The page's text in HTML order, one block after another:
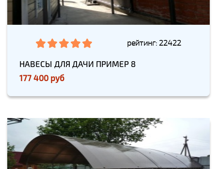
рейтинг: 22422
НАВЕСЫ ДЛЯ ДАЧИ ПРИМЕР 8
177 400 руб